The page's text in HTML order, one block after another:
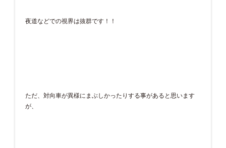
夜道などでの視界は抜群です！！
ただ、対向車が異様にまぶしかったりする事があると思います
が、